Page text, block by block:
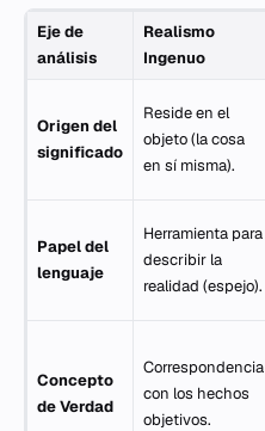
Eje de
análisis
Realismo
Ingenuo
Origen del
significado
Reside en el
objeto (la cosa
en sí misma).
Papel del
lenguaje
Herramienta para
describir la
realidad (espejo).
Concepto
de Verdad
Correspondencia
con los hechos
objetivos.